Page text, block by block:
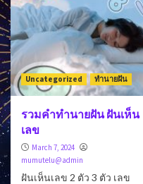
Uncategorized ทำนายฝัน
รวมคำทำนายฝัน ฝันเห็น
เลข
March 7, 2024
mumutelu@admin
ฝันเห็นเลข 2 ตัว 3 ตัว เลข